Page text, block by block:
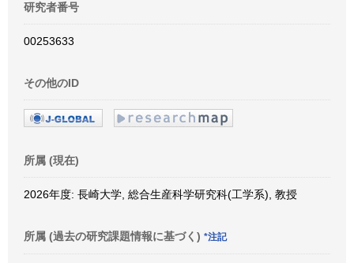
研究者番号
00253633
その他のID
所属 (現在)
2026年度: 長崎大学, 総合生産科学研究科(工学系), 教授
所属 (過去の研究課題情報に基づく) *注記